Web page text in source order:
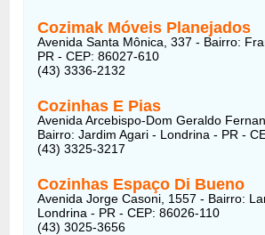
Cozimak Móveis Planejados
Avenida Santa Mônica, 337 - Bairro:
PR - CEP: 86027-610
(43) 3336-2132
Cozinhas E Pias
Avenida Arcebispo-Dom Geraldo
Bairro: Jardim Agari - Londrina - PR -
(43) 3325-3217
Cozinhas Espaço Di Bueno
Avenida Jorge Casoni, 1557 - Bairro:
Londrina - PR - CEP: 86026-110
(43) 3025-3656